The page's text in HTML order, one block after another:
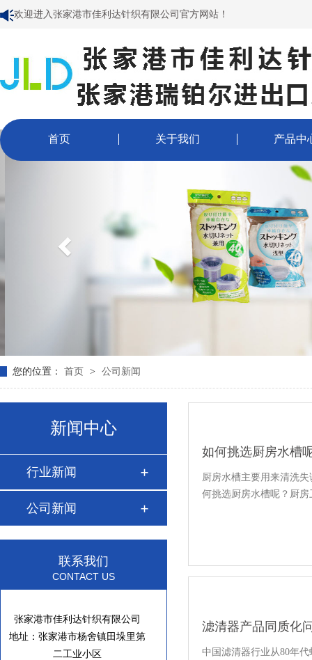
欢迎进入张家港市佳利达针织有限公司官方网站！
首页 关于我们 产品中
您的位置： 首页 > 公司新闻
新闻中心
行业新闻
公司新闻
联系我们
CONTACT US
张家港市佳利达针织有限公司
地址：张家港市杨舍镇田垛里第
二工业小区
如何挑选厨房水槽
厨房水槽主要用来清洗
何挑选厨房水槽呢？厨
滤清器产品同质化
中国滤清器行业从80年